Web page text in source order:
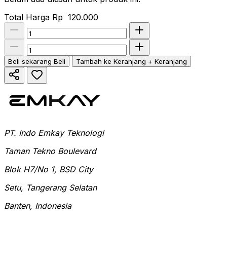
Total Harga Rp 120.000
Beli sekarang Beli Tambah ke Keranjang + Keranjang
PT. Indo Emkay Teknologi
Taman Tekno Boulevard
Blok H7/No 1, BSD City
Setu, Tangerang Selatan
Banten, Indonesia